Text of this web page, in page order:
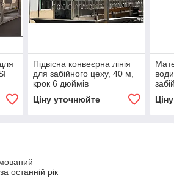
Підвісна конвеєрна лінія
для забійного цеху, 40 м,
крок 6 дюймів
Ціну уточнюйте
останній рік